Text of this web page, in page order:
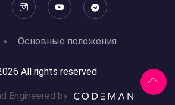
Основные положения
All rights reserved
Engineered by